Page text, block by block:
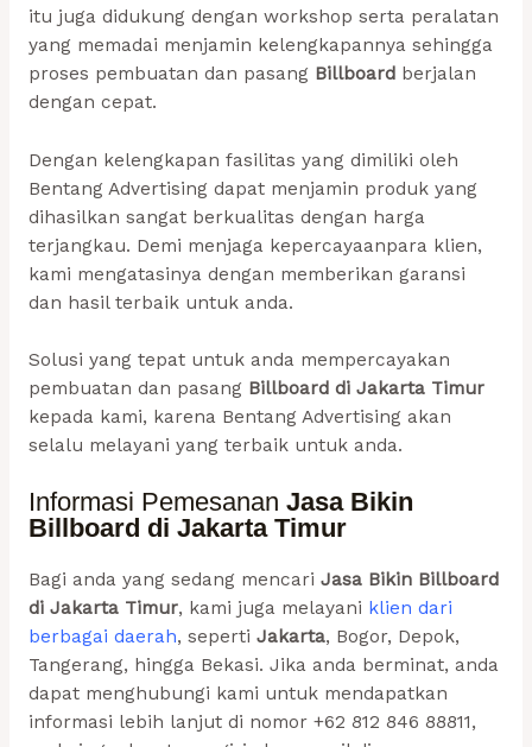
itu juga didukung dengan workshop serta peralatan
yang memadai menjamin kelengkapannya sehingga
proses pembuatan dan pasang Billboardberjalan
dengan cepat.
Dengan kelengkapan fasilitas yang dimiliki oleh
Bentang Advertising dapat menjamin produk yang
dihasilkan sangat berkualitas dengan harga
terjangkau. Demi menjaga kepercayaanpara klien,
kami mengatasinya dengan memberikan garansi
dan hasil terbaik untuk anda.
Solusi yang tepat untuk anda mempercayakan
pembuatan dan pasang Billboard di Jakarta Timur
kepada kami, karena Bentang Advertising akan
selalu melayani yang terbaik untuk anda.
Informasi Pemesanan Jasa Bikin
Billboard di Jakarta Timur
Bagi anda yang sedang mencari Jasa Bikin Billboard
di Jakarta Timur, kami juga melayani klien dari
berbagai daerah, seperti Jakarta, Bogor, Depok,
Tangerang, hingga Bekasi. Jika anda berminat, anda
dapat menghubungi kami untuk mendapatkan
informasi lebih lanjut di nomor +62 812 846 88811,